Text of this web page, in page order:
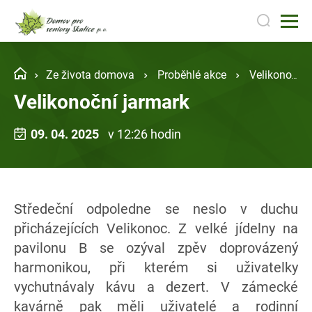
Ze života domova Proběhlé akce Velikonoční jarmark
Velikonoční jarmark
09. 04. 2025 v 12:26 hodin
Středeční odpoledne se neslo v duchu
přicházejících Velikonoc. Z velké jídelny na
pavilonu B se ozýval zpěv doprovázený
harmonikou, při kterém si uživatelky
vychutnávaly kávu a dezert. V zámecké
kavárně pak měli uživatelé a rodinní